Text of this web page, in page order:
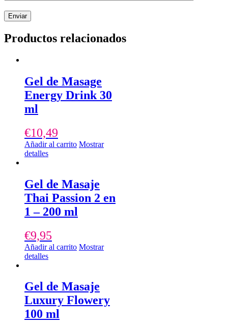
Productos relacionados
Gel de Masage
Energy Drink 30
ml
€10,49
Añadir al carrito Mostrar
detalles
Gel de Masaje
Thai Passion 2 en
1 – 200 ml
€9,95
Añadir al carrito Mostrar
detalles
Gel de Masaje
Luxury Flowery
100 ml